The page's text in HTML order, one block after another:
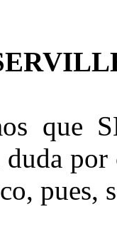
que
por
pues,